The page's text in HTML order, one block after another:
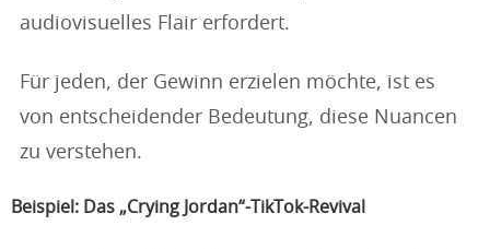
audiovisuelles Flair erfordert.
Für jeden, der Gewinn erzielen möchte, ist es
von entscheidender Bedeutung, diese Nuancen
zu verstehen.
Beispiel: Das „Crying Jordan“-TikTok-Revival